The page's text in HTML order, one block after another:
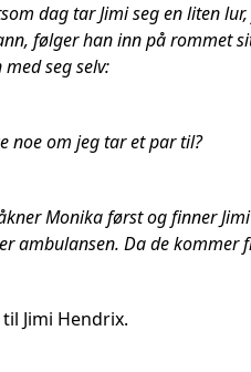
dag tar Jimi seg en liten
følger han inn på rommet
seg selv:
noe om jeg tar et par til?
Monika først og finner
ambulansen. Da de kommer
Jimi Hendrix.